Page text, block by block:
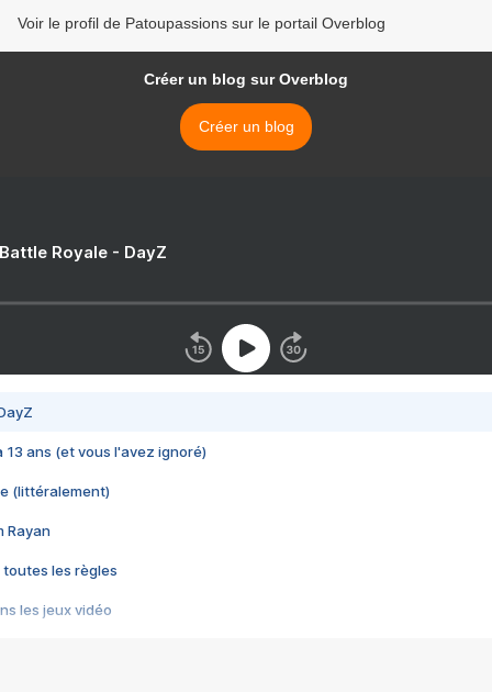
Voir le profil de Patoupassions sur le portail Overblog
Créer un blog sur Overblog
Créer un blog
Royale - DayZ
13 ans (et vous l'avez ignoré)
(littéralement)
Rayan
toutes les règles
les jeux vidéo